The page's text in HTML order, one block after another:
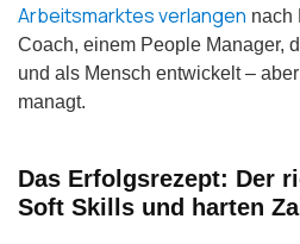
Arbeitsmarktes verlangen nach
Coach, einem People Manager,
und als Mensch entwickelt –
managt.
Das Erfolgsrezept: Der
Soft Skills und harten